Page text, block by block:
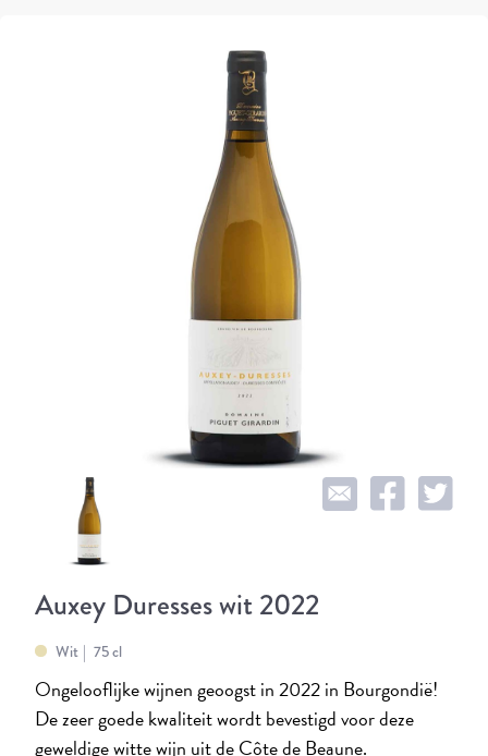
Auxey Duresses wit 2022
Wit 75 cl
Ongelooflijke wijnen geoogst in 2022 in Bourgondië!
De zeer goede kwaliteit wordt bevestigd voor deze
geweldige witte wijn uit de Côte de Beaune.